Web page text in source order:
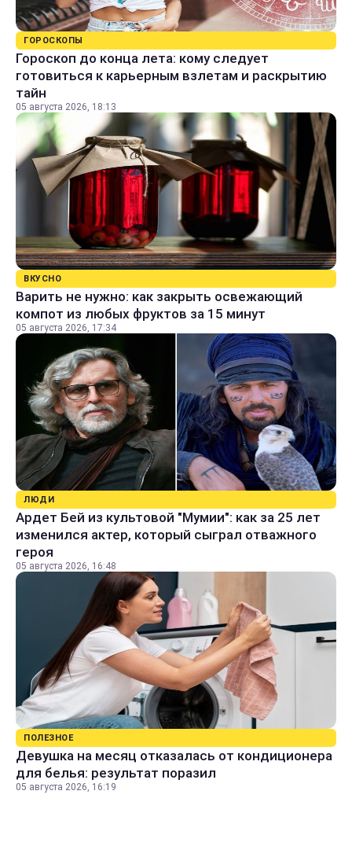
ГОРОСКОПЫ
Гороскоп до конца лета: кому следует
готовиться к карьерным взлетам и раскрытию
тайн
05 августа 2026, 18:13
ВКУСНО
Варить не нужно: как закрыть освежающий
компот из любых фруктов за 15 минут
05 августа 2026, 17:34
ЛЮДИ
Ардет Бей из культовой "Мумии": как за 25 лет
изменился актер, который сыграл отважного
героя
05 августа 2026, 16:48
ПОЛЕЗНОЕ
Девушка на месяц отказалась от кондиционера
для белья: результат поразил
05 августа 2026, 16:19